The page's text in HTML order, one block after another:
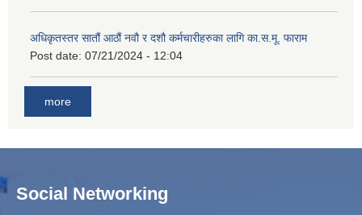
अधिकृतस्तर सातौं आठौं नवौ र दशौ कर्मचारीहरुका लागि का.स.मू. फाराम
Post date: 07/21/2024 - 12:04
more
Social Networking